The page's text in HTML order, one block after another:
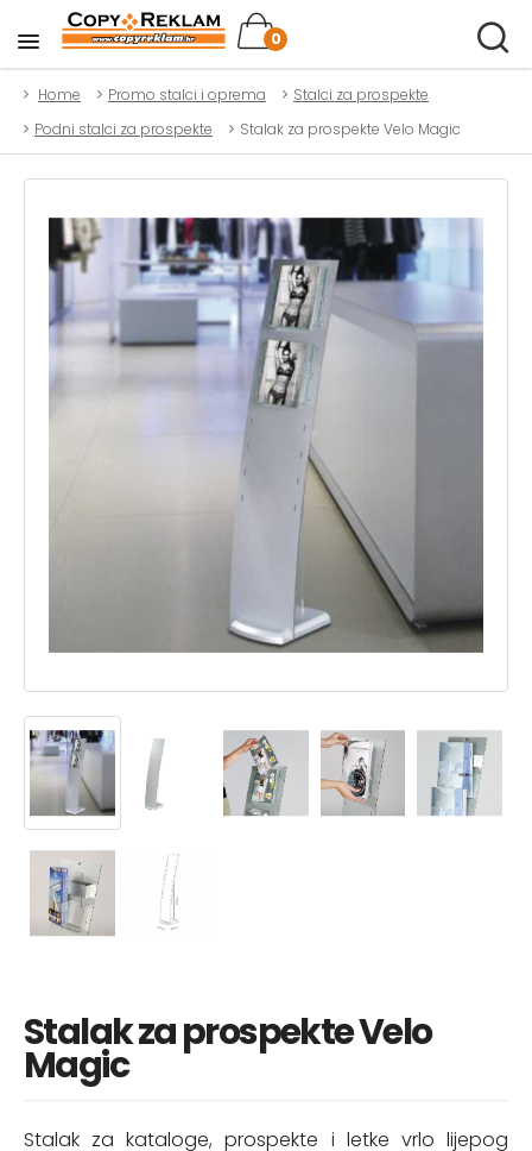
0
Home Promo stalci i oprema
Stalci za prospekte
Podni stalci za prospekte
Stalak za prospekte Velo Magic
Stalak za prospekte Velo
Magic
Stalak za kataloge, prospekte i letke vrlo lijepog